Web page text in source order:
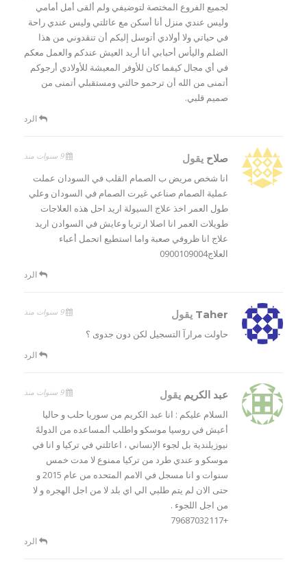
لجميع الفروع المختصة لتوضيفي ولم ألقى أمل أمامي
وليس عندي منزل أنا أسكن مع عائلتي وليس عندي راحة
في حياتي ولا أولادي أتوسل إليكم أن تنقدوني من هذا
الضلم واليأس أحبابي أنا أريد العيش عندكم والعمل معكم
في أي مجال كيفما كان للأوفر المعيشة للأولادي أرجوكم
أتمنى من الله أن ترحمو حالتي ومستقبلي أتمنى من
صميم قلبي.
الرد
صلاح يقول 9 سنوات منذ
انا شخص مريض ب الصمام القلب في السودان عملت
عملية الصمام صناعي غيرت الصمام في السودان وعلي
طول العمر اخذ علاج السيولة اريد احل هذه العلاجات
طويلات العمر انا اصلا ارتريا وعايش في السوادن اريد
علاج انا ظروفي صعبة واما استطيع اتحمل أعباء
العلاج0900109004
الرد
Taher يقول 9 سنوات منذ
حاولت مرارآ التسجيل لكن دون جدوى ؟
الرد
عبد الكريم يقول 9 سنوات منذ
السلام عليكم : انا عبد الكريم من سوريا حلب و حاليا
أعيش في روسيا موسكو واطلب ألمساعده من الدولهً
نيوزيلندية بل لجوء الإنساني ، اعائلتي في تركيا و انا في
موسكو و عندي طرد من تركيا ممنوع لا مدت خمس
سنوات و انا مسجل في الامم المتحده من عام 2015 و
حتى الان لم يتم طلبي الي اي بلد لا من اجل الهجره و لا
من اجل اللجوء .
+79687032117
الرد